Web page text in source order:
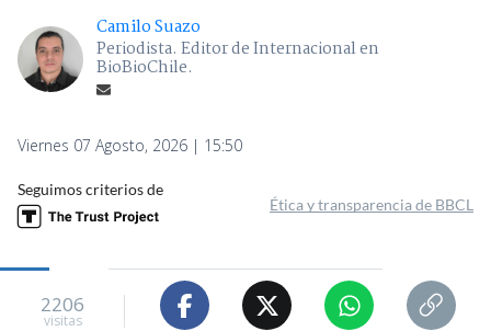
Camilo Suazo
Periodista. Editor de Internacional en
BioBioChile.
Viernes 07 Agosto, 2026 | 15:50
Seguimos criterios de
Ética y transparencia de BBCL
2206
visitas